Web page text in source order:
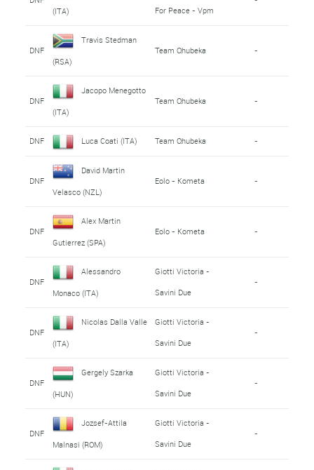
(ITA)
For Peace - Vpm
DNF
Travis Stedman
(RSA)
Team Qhubeka -
DNF
Jacopo Menegotto
(ITA)
Team Qhubeka -
DNF Luca Coati (ITA) Team Qhubeka -
DNF
David Martin
Velasco (NZL)
Eolo - Kometa -
DNF
Alex Martin
Gutierrez (SPA)
Eolo - Kometa -
DNF
Alessandro
Monaco (ITA)
Giotti Victoria -
Savini Due
-
DNF
Nicolas Dalla Valle
(ITA)
Giotti Victoria -
Savini Due
-
DNF
Gergely Szarka
(HUN)
Giotti Victoria -
Savini Due
-
DNF
Jozsef-Attila
Malnasi (ROM)
Giotti Victoria -
Savini Due
-